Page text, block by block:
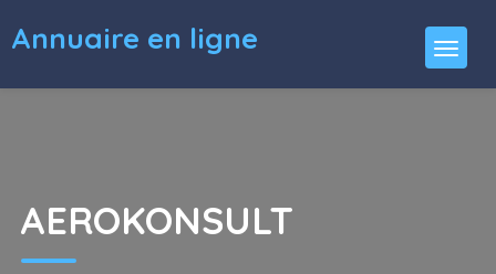
Annuaire en ligne
AEROKONSULT